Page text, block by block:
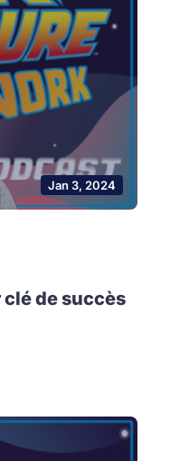
Jan 3, 2024
clé de succès